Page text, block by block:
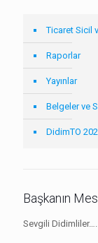
Ticaret Sicil
Raporlar
Yayınlar
Belgeler ve
DidimTO
Başkanın
Sevgili Didimliler….